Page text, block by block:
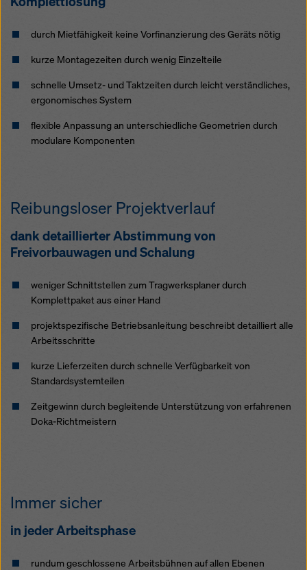
durch Mietfähigkeit keine Vorfinanzierung des Geräts nötig
kurze Montagezeiten durch wenig Einzelteile
schnelle Umsetz- und Taktzeiten durch leicht verständliches,
ergonomisches System
flexible Anpassung an unterschiedliche Geometrien durch
modulare Komponenten
Reibungsloser Projektverlauf
dank detaillierter Abstimmung von
Freivorbauwagen und Schalung
weniger Schnittstellen zum Tragwerksplaner durch
Komplettpaket aus einer Hand
projektspezifische Betriebsanleitung beschreibt detailliert alle
Arbeitsschritte
kurze Lieferzeiten durch schnelle Verfügbarkeit von
Standardsystemteilen
Zeitgewinn durch begleitende Unterstützung von erfahrenen
Doka-Richtmeistern
Immer sicher
in jeder Arbeitsphase
rundum geschlossene Arbeitsbühnen auf allen Ebenen
Überwachungszwecken unterliegen und dagegen
stehen. Sie können alle einwilligungspflichtigen
oder IhreCookie Einstellungenanpassen, indem Sie
auf Cookie Einstellungen am Ende dieser Website
klicken und die entsprechenden Checkboxen
verwenden. Sie können Ihre Einwilligung jederzeit
grundlos mit Wirkung für die Zukunft widerrufen,
indem Sie zB aufCookie Einstellungen
auch die Möglichkeit, Ihre Cookies auszuwählen